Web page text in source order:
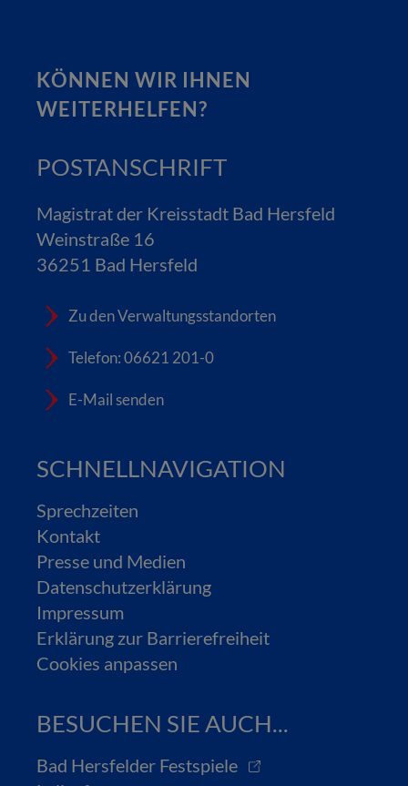
KÖNNEN WIR IHNEN
WEITERHELFEN?
POSTANSCHRIFT
Magistrat der Kreisstadt Bad Hersfeld
Weinstraße 16
36251 Bad Hersfeld
Zu den Verwaltungsstandorten
Telefon: 06621 201-0
E-Mail senden
SCHNELLNAVIGATION
Sprechzeiten
Kontakt
Presse und Medien
Datenschutzerklärung
Impressum
Erklärung zur Barrierefreiheit
Cookies anpassen
BESUCHEN SIE AUCH...
Bad Hersfelder Festspiele